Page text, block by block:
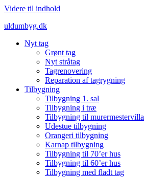
Videre til indhold
uldumbyg.dk
Nyt tag
Grønt tag
Nyt stråtag
Tagrenovering
Reparation af tagrygning
Tilbygning
Tilbygning 1. sal
Tilbygning i træ
Tilbygning til murermestervilla
Udestue tilbygning
Orangeri tilbygning
Karnap tilbygning
Tilbygning til 70’er hus
Tilbygning til 60’er hus
Tilbygning med fladt tag